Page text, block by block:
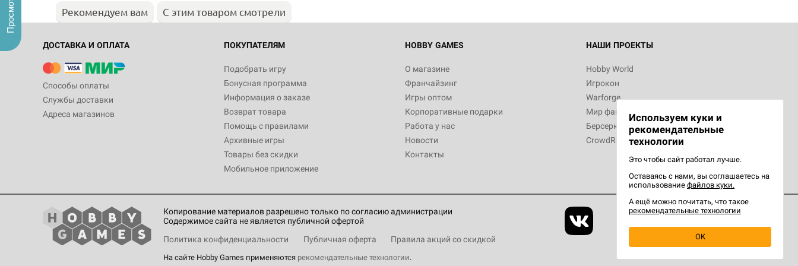
Рекомендуем вам С этим товаром смотрели
ДОСТАВКА И ОПЛАТА
Способы оплаты
Службы доставки
Адреса магазинов
ПОКУПАТЕЛЯМ
Подобрать игру
Бонусная программа
Информация о заказе
Возврат товара
Помощь с правилами
Архивные игры
Товары без скидки
Мобильное приложение
HOBBY GAMES
О магазине
Франчайзинг
Игры оптом
Корпоративные подарки
Работа у нас
Новости
Контакты
НАШИ ПРОЕКТЫ
Hobby World
Игрокон
Warforge
Мир фантастики
Берсерк
CrowdRepublic
Копирование материалов разрешено только по согласию администрации
Содержимое сайта не является публичной офертой
Политика конфиденциальности
Публичная оферта Правила акций со скидкой
На сайте Hobby Games применяются рекомендательные технологии.
Используем куки и
рекомендательные
технологии
Это чтобы сайт работал лучше.
Оставаясь с нами, вы соглашаетесь на
использование файлов куки.
А ещё можно почитать, что такое
рекомендательные технологии
OK
Белая смерть
12 990
Настольная игра Hobby World Берсерк.
3 490